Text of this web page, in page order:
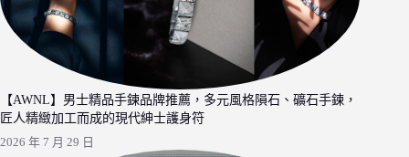
【AWNL】男士精品手鍊品牌推薦，多元風格隕石、礦石手鍊，
匠人精緻加工而成的現代紳士護身符
2026 年 7 月 29 日